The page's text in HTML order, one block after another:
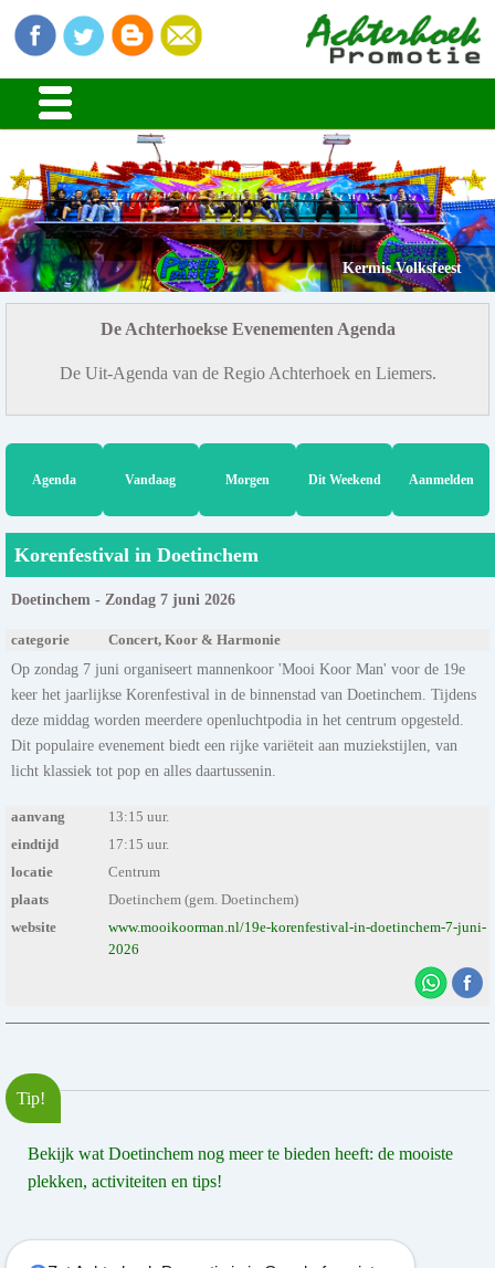
Kermis Volksfeest
De Achterhoekse Evenementen Agenda
De Uit-Agenda van de Regio Achterhoek en Liemers.
Agenda Vandaag Morgen Dit Weekend Aanmelden
Korenfestival in Doetinchem
Doetinchem - Zondag 7 juni 2026
categorie Concert, Koor & Harmonie
Op zondag 7 juni organiseert mannenkoor 'Mooi Koor Man' voor de 19e
keer het jaarlijkse Korenfestival in de binnenstad van Doetinchem. Tijdens
deze middag worden meerdere openluchtpodia in het centrum opgesteld.
Dit populaire evenement biedt een rijke variëteit aan muziekstijlen, van
licht klassiek tot pop en alles daartussenin.
aanvang
13:15 uur.
eindtijd
17:15 uur.
locatie
Centrum
plaats
Doetinchem (gem. Doetinchem)
website
www.mooikoorman.nl/19e-korenfestival-in-doetinchem-7-juni-
2026
Tip!
Bekijk wat Doetinchem nog meer te bieden heeft: de mooiste
plekken, activiteiten en tips!